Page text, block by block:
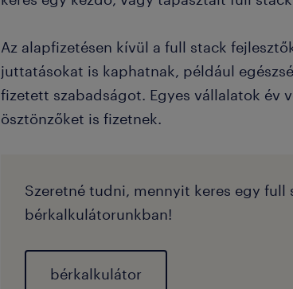
Az alapfizetésen kívül a full stack
juttatásokat is kaphatnak, például
fizetett szabadságot. Egyes vállalatok év
ösztönzőket is fizetnek.
Szeretné tudni, mennyit keres egy full
bérkalkulátorunkban!
bérkalkulátor